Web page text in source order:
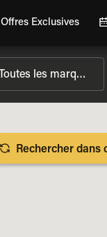
Offres Exclusives
Rechercher dans